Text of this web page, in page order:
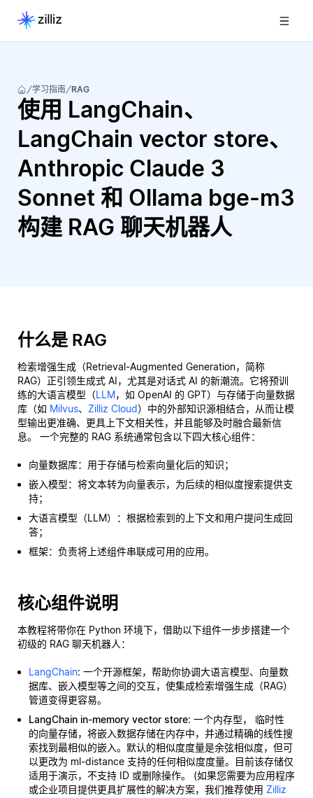
学习指南 RAG
使用 LangChain、
LangChain vector store、
Anthropic Claude 3
Sonnet 和 Ollama bge-m3
构建 RAG 聊天机器人
什么是 RAG
检索增强生成（Retrieval-Augmented Generation，简称
RAG）正引领生成式 AI，尤其是对话式 AI 的新潮流。它将预训
练的大语言模型（LLM，如 OpenAI 的 GPT）与存储于向量数据
库（如 Milvus、 Zilliz Cloud）中的外部知识源相结合，从而让模
型输出更准确、更具上下文相关性，并且能够及时融合最新信
息。 一个完整的 RAG 系统通常包含以下四大核心组件：
向量数据库：用于存储与检索向量化后的知识；
嵌入模型：将文本转为向量表示，为后续的相似度搜索提供支
持；
大语言模型（LLM）：根据检索到的上下文和用户提问生成回
答；
框架：负责将上述组件串联成可用的应用。
核心组件说明
本教程将带你在 Python 环境下，借助以下组件一步步搭建一个
初级的 RAG 聊天机器人：
LangChain: 一个开源框架，帮助你协调大语言模型、向量数
据库、嵌入模型等之间的交互，使集成检索增强生成（RAG）
管道变得更容易。
LangChain in-memory vector store: 一个内存型， 临时性
的向量存储，将嵌入数据存储在内存中，并通过精确的线性搜
索找到最相似的嵌入。默认的相似度度量是余弦相似度，但可
以更改为 ml-distance 支持的任何相似度度量。目前该存储仅
适用于演示，不支持 ID 或删除操作。 (如果您需要为应用程序
或企业项目提供更具扩展性的解决方案，我们推荐使用 Zilliz